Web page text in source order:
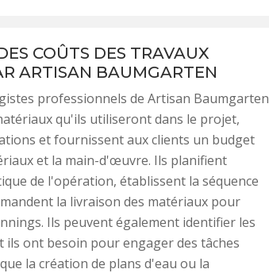
COÛTS DES TRAVAUX
ARTISAN BAUMGARTEN
professionnels de Artisan Baumgarten
qu'ils utiliseront dans le projet,
et fournissent aux clients un budget
et la main-d'œuvre. Ils planifient
de l'opération, établissent la séquence
la livraison des matériaux pour
Ils peuvent également identifier les
ont besoin pour engager des tâches
la création de plans d'eau ou la